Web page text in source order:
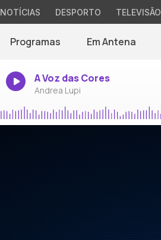
NOTÍCIAS DESPORTO TELEVISÃO
Programas Em Antena
A Voz das Cores
Andrea Lupi